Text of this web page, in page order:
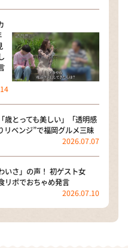
歳とっても美しい」「透明感
リベンジ”で福岡グルメ三昧
2026.07.07
いさ」の声！ 初ゲスト女
リポでおちゃめ発言
2026.07.10